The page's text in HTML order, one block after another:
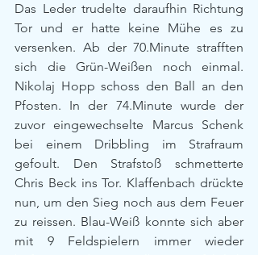
Das Leder trudelte daraufhin Richtung
Tor und er hatte keine Mühe es zu
versenken. Ab der 70.Minute strafften
sich die Grün-Weißen noch einmal.
Nikolaj Hopp schoss den Ball an den
Pfosten. In der 74.Minute wurde der
zuvor eingewechselte Marcus Schenk
bei einem Dribbling im Strafraum
gefoult. Den Strafstoß schmetterte
Chris Beck ins Tor. Klaffenbach drückte
nun, um den Sieg noch aus dem Feuer
zu reissen. Blau-Weiß konnte sich aber
mit 9 Feldspielern immer wieder